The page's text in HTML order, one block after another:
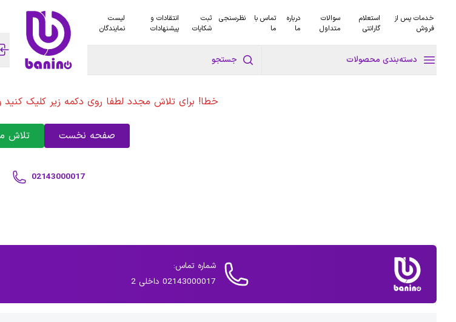
خدمات پس از
فروش
استعلام
گارانتی
سوالات
متداول
درباره
ما
تماس با
ما
نظرسنجی
ثبت
شکایات
انتقادات و
پیشنهادات
لیست
نمایندگان
دسته‌بندی محصولات جستجو
خطا! برای تلاش مجدد لطفا روی دکمه زیر کلیک کنید
صفحه نخست تلاش
02143000017
شماره تماس:
02143000017 داخلی 2